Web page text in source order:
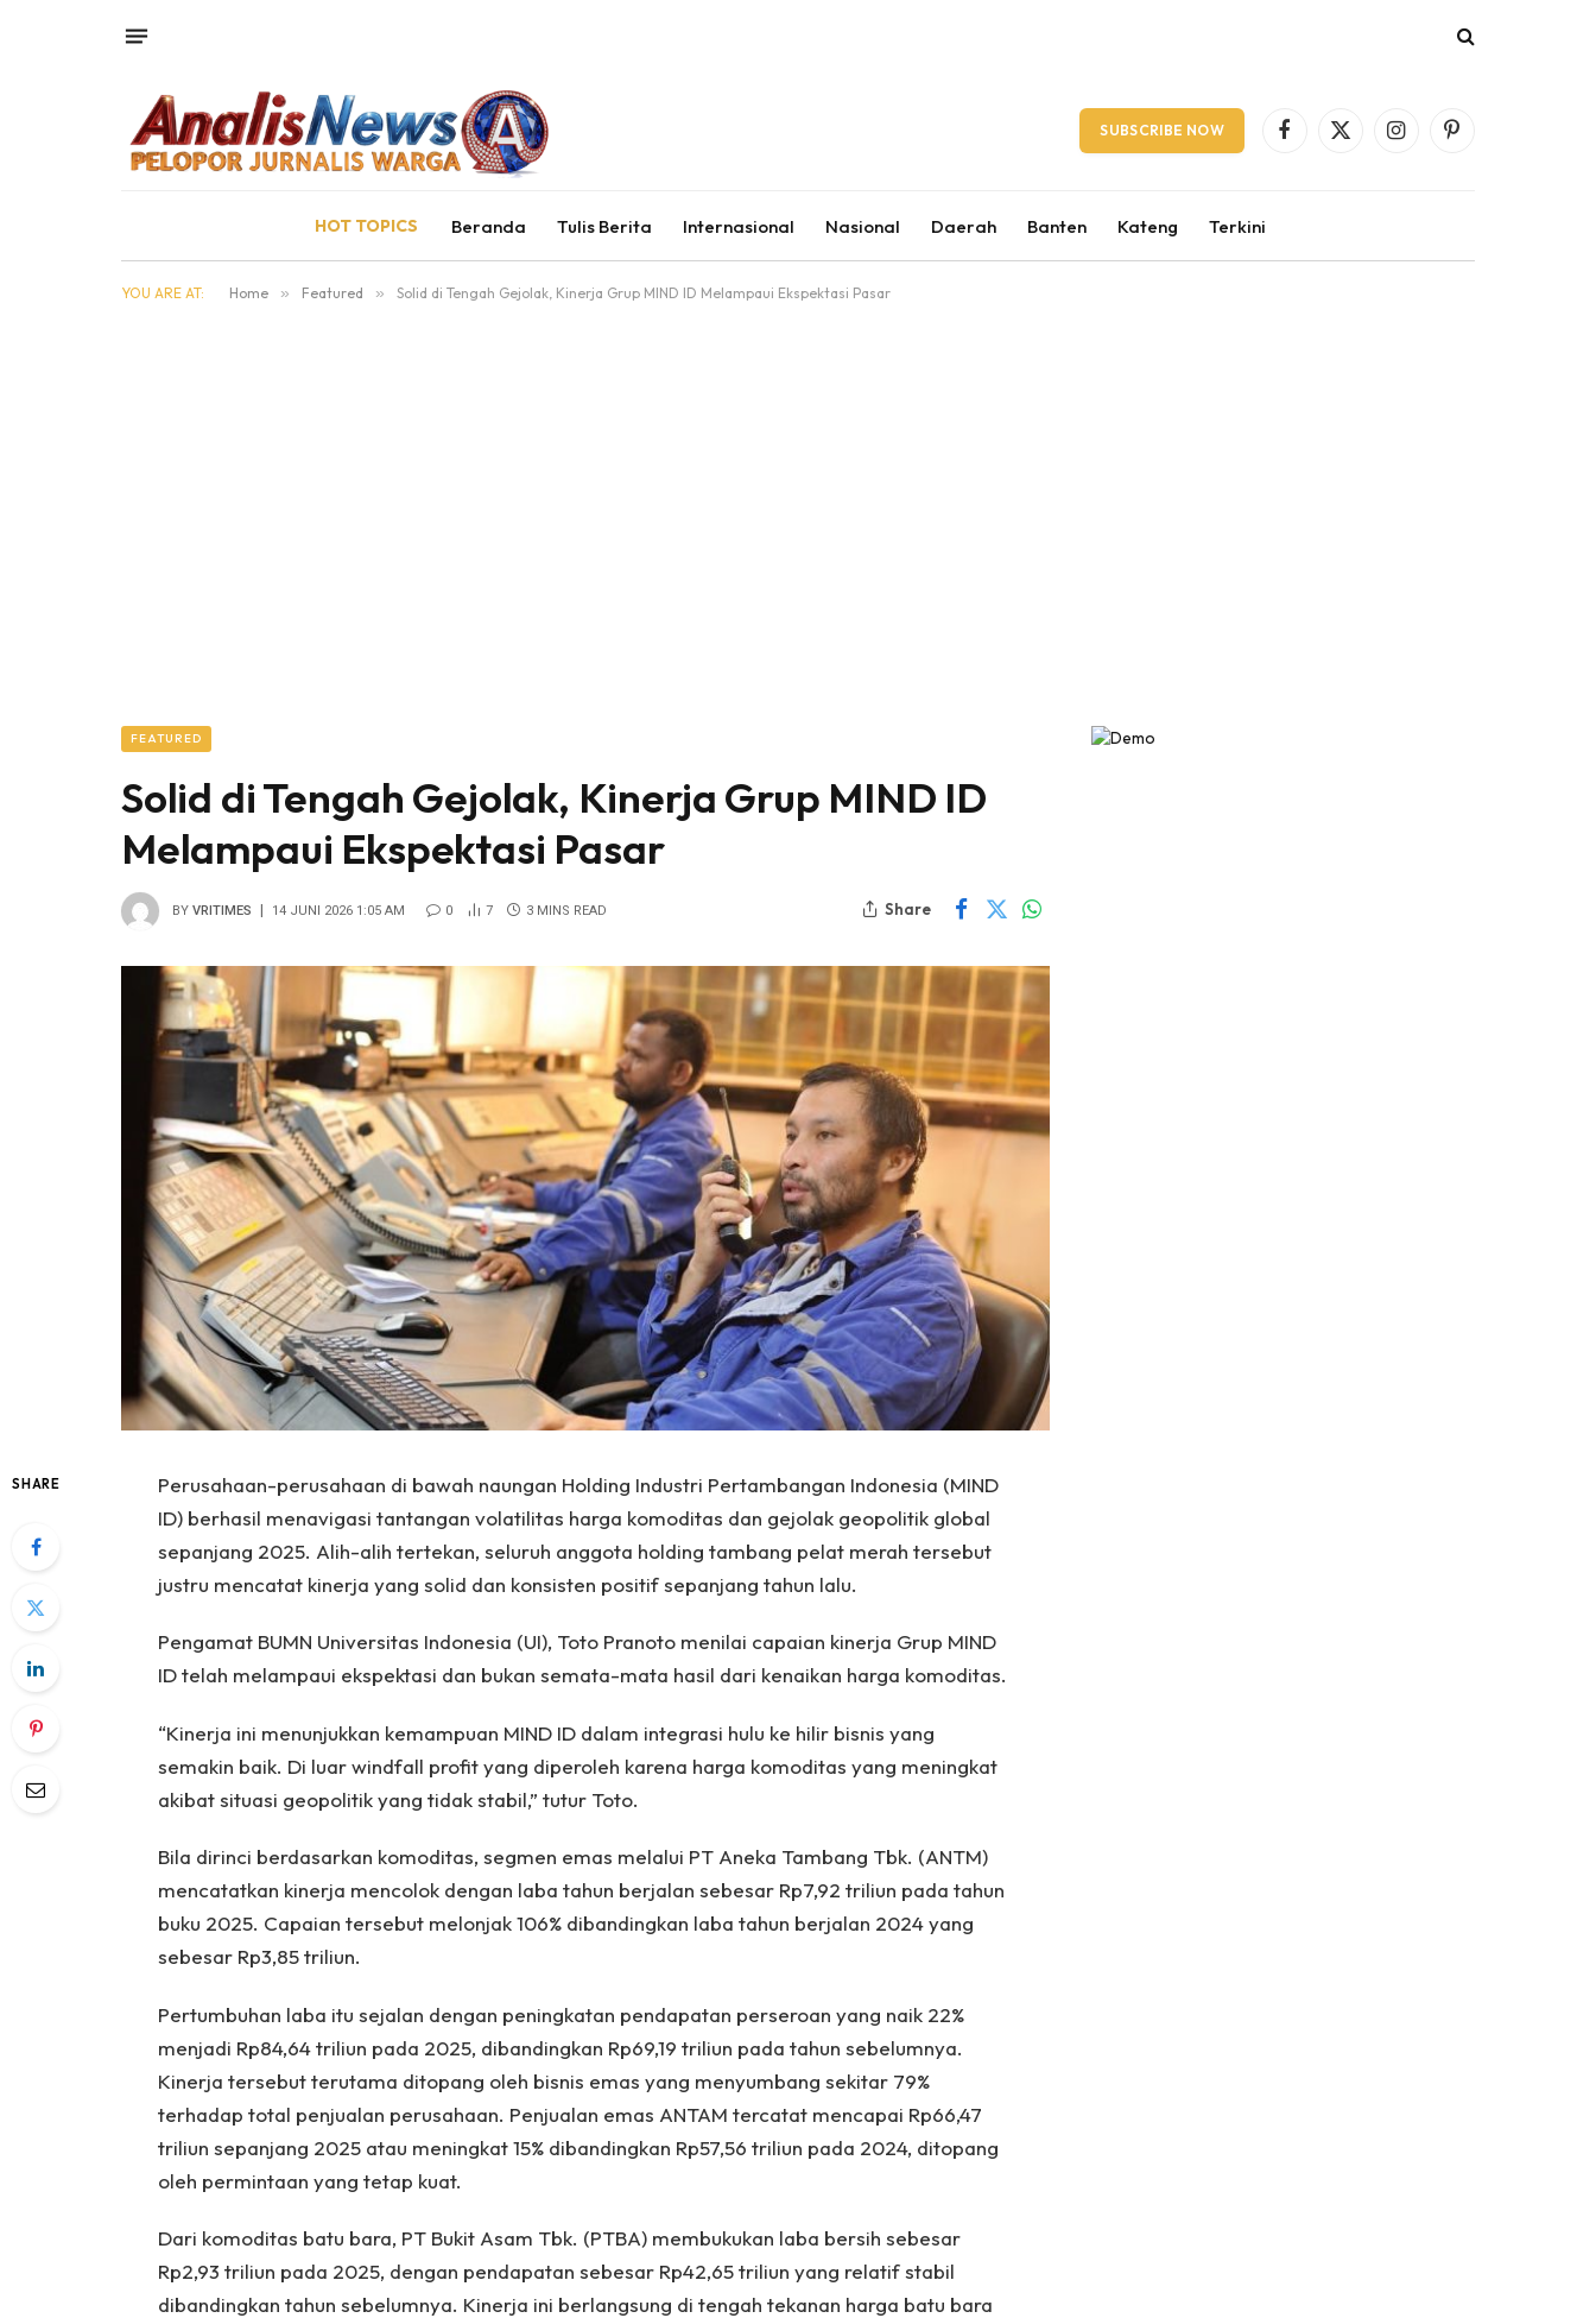
SUBSCRIBE NOW Facebook
X
InstagramPinterest
HOT TOPICS Beranda Tulis Berita Internasional Nasional Daerah Banten Kateng Terkini
YOU ARE AT: Home » Featured » Solid di Tengah Gejolak, Kinerja Grup MIND ID Melampaui Ekspektasi Pasar
FEATURED
Solid di Tengah Gejolak, Kinerja Grup MIND ID
Melampaui Ekspektasi Pasar
BY VRITIMES 14 JUNI 2026 1:05 AM 0 7 3 MINS READ Share
SHARE
Perusahaan-perusahaan di bawah naungan Holding Industri Pertambangan Indonesia (MIND
ID) berhasil menavigasi tantangan volatilitas harga komoditas dan gejolak geopolitik global
sepanjang 2025. Alih-alih tertekan, seluruh anggota holding tambang pelat merah tersebut
justru mencatat kinerja yang solid dan konsisten positif sepanjang tahun lalu.
Pengamat BUMN Universitas Indonesia (UI), Toto Pranoto menilai capaian kinerja Grup MIND
ID telah melampaui ekspektasi dan bukan semata-mata hasil dari kenaikan harga komoditas.
“Kinerja ini menunjukkan kemampuan MIND ID dalam integrasi hulu ke hilir bisnis yang
semakin baik. Di luar windfall profit yang diperoleh karena harga komoditas yang meningkat
akibat situasi geopolitik yang tidak stabil,” tutur Toto.
Bila dirinci berdasarkan komoditas, segmen emas melalui PT Aneka Tambang Tbk. (ANTM)
mencatatkan kinerja mencolok dengan laba tahun berjalan sebesar Rp7,92 triliun pada tahun
buku 2025. Capaian tersebut melonjak 106% dibandingkan laba tahun berjalan 2024 yang
sebesar Rp3,85 triliun.
Pertumbuhan laba itu sejalan dengan peningkatan pendapatan perseroan yang naik 22%
menjadi Rp84,64 triliun pada 2025, dibandingkan Rp69,19 triliun pada tahun sebelumnya.
Kinerja tersebut terutama ditopang oleh bisnis emas yang menyumbang sekitar 79%
terhadap total penjualan perusahaan. Penjualan emas ANTAM tercatat mencapai Rp66,47
triliun sepanjang 2025 atau meningkat 15% dibandingkan Rp57,56 triliun pada 2024, ditopang
oleh permintaan yang tetap kuat.
Dari komoditas batu bara, PT Bukit Asam Tbk. (PTBA) membukukan laba bersih sebesar
Rp2,93 triliun pada 2025, dengan pendapatan sebesar Rp42,65 triliun yang relatif stabil
dibandingkan tahun sebelumnya. Kinerja ini berlangsung di tengah tekanan harga batu bara